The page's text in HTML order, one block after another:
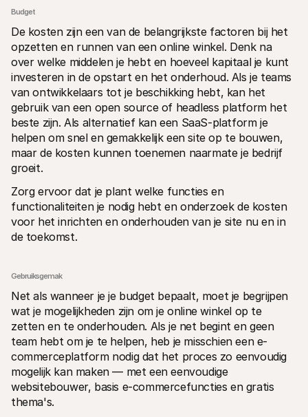
Budget
De kosten zijn een van de belangrijkste factoren bij het
opzetten en runnen van een online winkel. Denk na
over welke middelen je hebt en hoeveel kapitaal je kunt
investeren in de opstart en het onderhoud. Als je teams
van ontwikkelaars tot je beschikking hebt, kan het
gebruik van een open source of headless platform het
beste zijn. Als alternatief kan een SaaS-platform je
helpen om snel en gemakkelijk een site op te bouwen,
maar de kosten kunnen toenemen naarmate je bedrijf
groeit.
Zorg ervoor dat je plant welke functies en
functionaliteiten je nodig hebt en onderzoek de kosten
voor het inrichten en onderhouden van je site nu en in
de toekomst.
Gebruiksgemak
Net als wanneer je je budget bepaalt, moet je begrijpen
wat je mogelijkheden zijn om je online winkel op te
zetten en te onderhouden. Als je net begint en geen
team hebt om je te helpen, heb je misschien een e-
commerceplatform nodig dat het proces zo eenvoudig
mogelijk kan maken — met een eenvoudige
websitebouwer, basis e-commercefuncties en gratis
thema's.